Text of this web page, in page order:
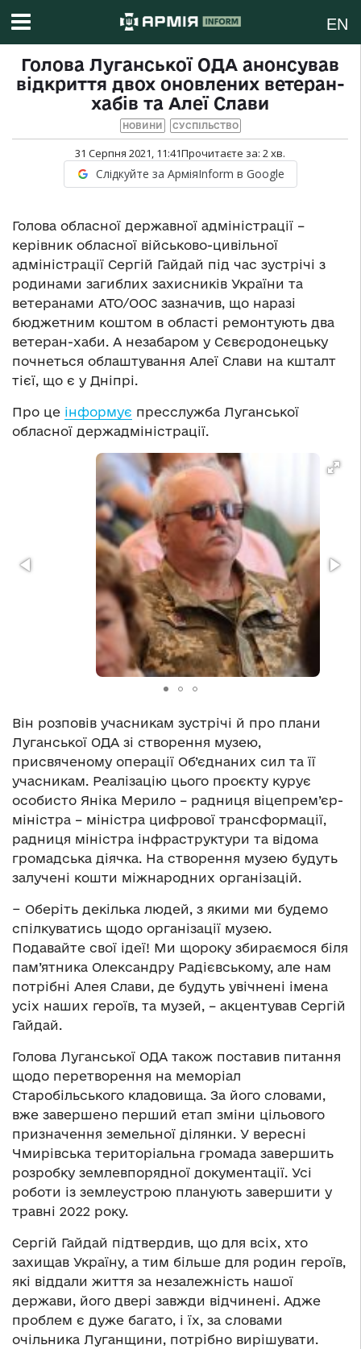
EN
Голова Луганської ОДА анонсував
відкриття двох оновлених ветеран-
хабів та Алеї Слави
НОВИНИ СУСПІЛЬСТВО
31 Серпня 2021, 11:41Прочитаєте за: 2хв.
Слідкуйте за АрміяInform в Google
Голова обласної державної адміністрації –
керівник обласної військово-цивільної
адміністрації Сергій Гайдай під час зустрічі з
родинами загиблих захисників України та
ветеранами АТО/ООС зазначив, що наразі
бюджетним коштом в області ремонтують два
ветеран-хаби. А незабаром у Сєвєродонецьку
почнеться облаштування Алеї Слави на кшталт
тієї, що є у Дніпрі.
Про це інформує пресслужба Луганської
обласної держадміністрації.
Він розповів учасникам зустрічі й про плани
Луганської ОДА зі створення музею,
присвяченому операції Об’єднаних сил та її
учасникам. Реалізацію цього проєкту курує
особисто Яніка Мерило – радниця віцепрем’єр-
міністра – міністра цифрової трансформації,
радниця міністра інфраструктури та відома
громадська діячка. На створення музею будуть
залучені кошти міжнародних організацій.
− Оберіть декілька людей, з якими ми будемо
спілкуватись щодо організації музею.
Подавайте свої ідеї! Ми щороку збираємося біля
пам’ятника Олександру Радієвському, але нам
потрібні Алея Слави, де будуть увічнені імена
усіх наших героїв, та музей, – акцентував Сергій
Гайдай.
Голова Луганської ОДА також поставив питання
щодо перетворення на меморіал
Старобільського кладовища. За його словами,
вже завершено перший етап зміни цільового
призначення земельної ділянки. У вересні
Чмирівська територіальна громада завершить
розробку землевпорядної документації. Усі
роботи із землеустрою планують завершити у
травні 2022 року.
Сергій Гайдай підтвердив, що для всіх, хто
захищав Україну, а тим більше для родин героїв,
які віддали життя за незалежність нашої
держави, його двері завжди відчинені. Адже
проблем є дуже багато, і їх, за словами
очільника Луганщини, потрібно вирішувати.